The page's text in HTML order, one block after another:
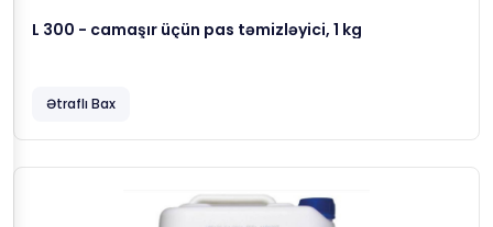
L 300 - camaşır üçün pas təmizləyici, 1 kg
Ətraflı Bax